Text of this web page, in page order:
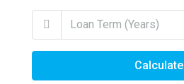
Calculate